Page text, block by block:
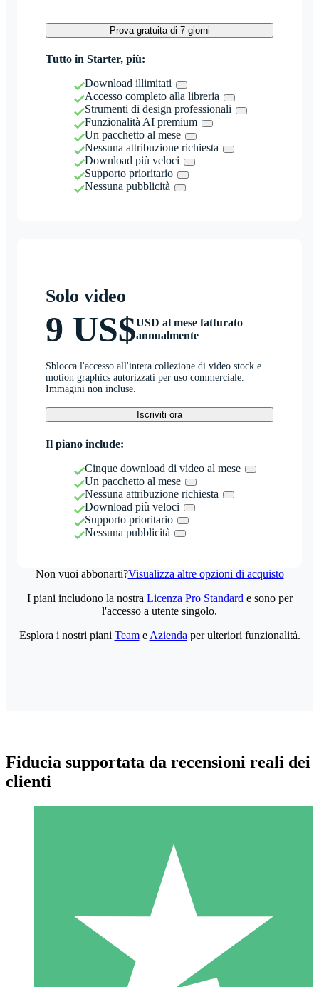
Prova gratuita di 7 giorni
Tutto in Starter, più:
Download illimitati
Accesso completo alla libreria
Strumenti di design professionali
Funzionalità AI premium
Un pacchetto al mese
Nessuna attribuzione richiesta
Download più veloci
Supporto prioritario
Nessuna pubblicità
Solo video
9 US$USD al mese fatturato
annualmente
Sblocca l'accesso all'intera collezione di video stock e
motion graphics autorizzati per uso commerciale.
Immagini non incluse.
Iscriviti ora
Il piano include:
Cinque download di video al mese
Un pacchetto al mese
Nessuna attribuzione richiesta
Download più veloci
Supporto prioritario
Nessuna pubblicità
Non vuoi abbonarti?Visualizza altre opzioni di acquisto
Pacchetti di Crediti Individuali
Paga a consumo con crediti di download. Nessun impegno
1 Download
I piani includono la nostra Licenza Pro Standard e sono per
l'accesso a utente singolo.
Esplora i nostri piani Teame Azienda per ulteriori funzionalità.
Fiducia supportata da recensioni reali dei
clienti